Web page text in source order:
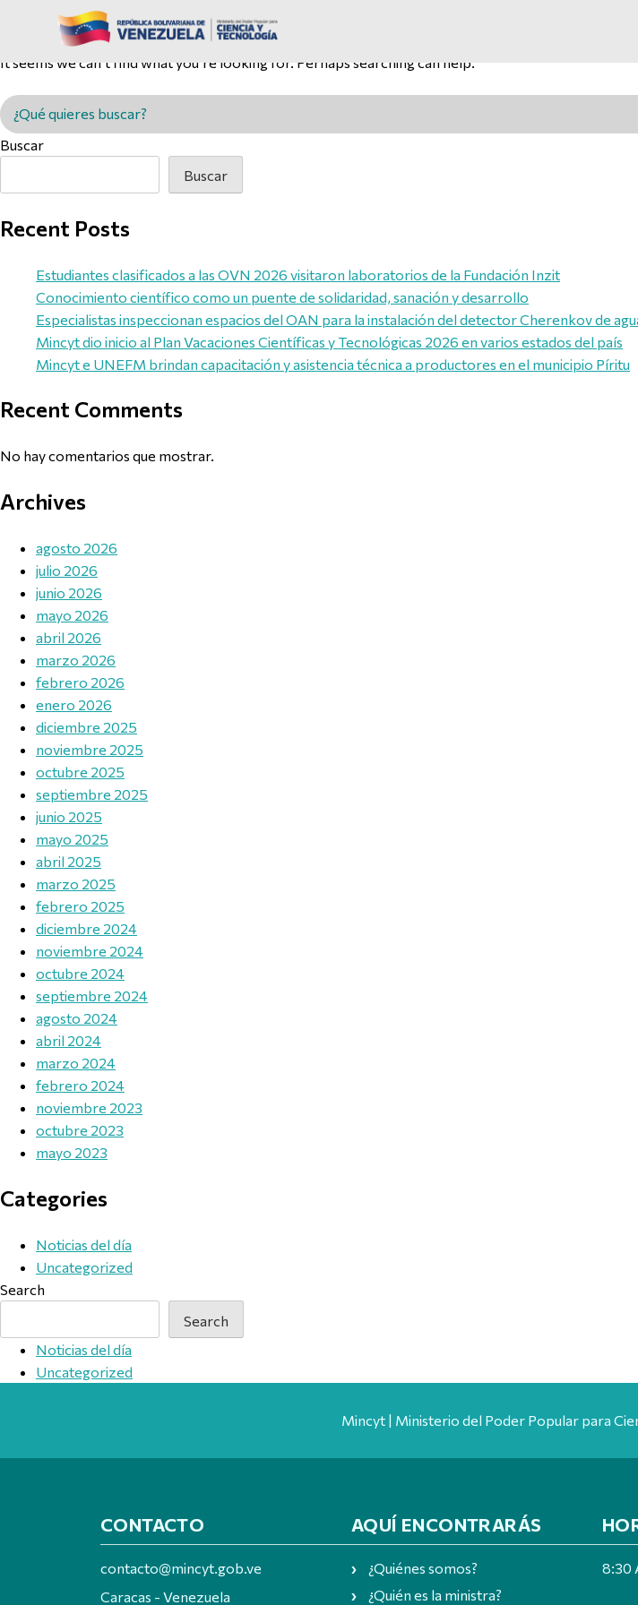
Nothing Found
It seems we can’t find what you’re looking for. Perhaps searching can help.
Buscar en MINCYT
Buscar
Buscar
Recent Posts
Estudiantes clasificados a las OVN 2026 visitaron laboratorios de la Fundación Inzit
Conocimiento científico como un puente de solidaridad, sanación y desarrollo
Especialistas inspeccionan espacios del OAN para la instalación del detector Cherenkov de
Mincyt dio inicio al Plan Vacaciones Científicas y Tecnológicas 2026 en varios estados del país
Mincyt e UNEFM brindan capacitación y asistencia técnica a productores en el municipio Píritu
Recent Comments
No hay comentarios que mostrar.
Archives
agosto 2026
julio 2026
junio 2026
mayo 2026
abril 2026
marzo 2026
febrero 2026
enero 2026
diciembre 2025
noviembre 2025
octubre 2025
septiembre 2025
junio 2025
mayo 2025
abril 2025
marzo 2025
febrero 2025
diciembre 2024
noviembre 2024
octubre 2024
septiembre 2024
agosto 2024
abril 2024
marzo 2024
febrero 2024
noviembre 2023
octubre 2023
mayo 2023
Categories
Noticias del día
Uncategorized
Search
Search
Noticias del día
Uncategorized
Mincyt | Ministerio del Poder Popular para
CONTACTO
contacto@mincyt.gob.ve
Caracas - Venezuela
AQUÍ ENCONTRARÁS
¿Quiénes somos?
¿Quién es la ministra?
8:30